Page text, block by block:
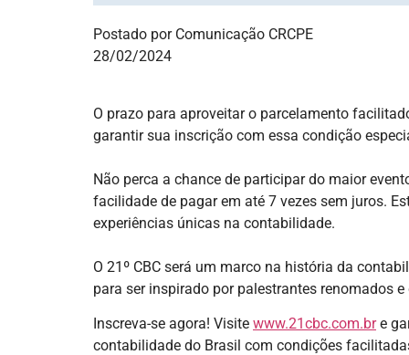
Postado por Comunicação CRCPE
28/02/2024
O prazo para aproveitar o parcelamento
garantir sua inscrição com essa condição
Não perca a chance de participar do maior
facilidade de pagar em até 7 vezes sem juros.
experiências únicas na contabilidade.
O 21º CBC será um marco na história da
para ser inspirado por palestrantes renomados
Inscreva-se agora! Visite www.21cbc.com.bre
contabilidade do Brasil com condições